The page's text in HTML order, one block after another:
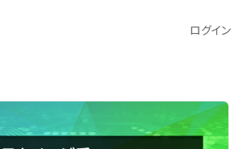
ログイン